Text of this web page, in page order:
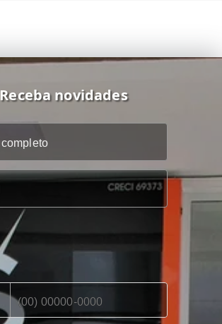
Receba novidades